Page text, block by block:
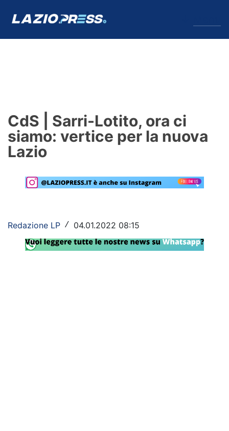
Formello
Infortuni
Primavera
Lazio Women
Rassegna Lazio
CdS | Sarri-Lotito, ora ci
siamo: vertice per la nuova
Lazio
Redazione LP / 04.01.2022 08:15